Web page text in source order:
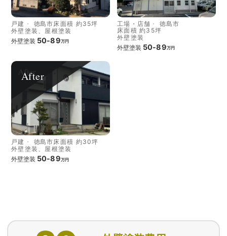
戸建 徳島市床面積 約35坪
外壁塗装、屋根塗装
外壁塗装 50-89万円
工場・店舗
徳島市
床面積 約35坪
外壁塗装
外壁塗装 50-89万円
After
戸建 徳島市床面積 約30坪
外壁塗装、屋根塗装
外壁塗装 50-89万円